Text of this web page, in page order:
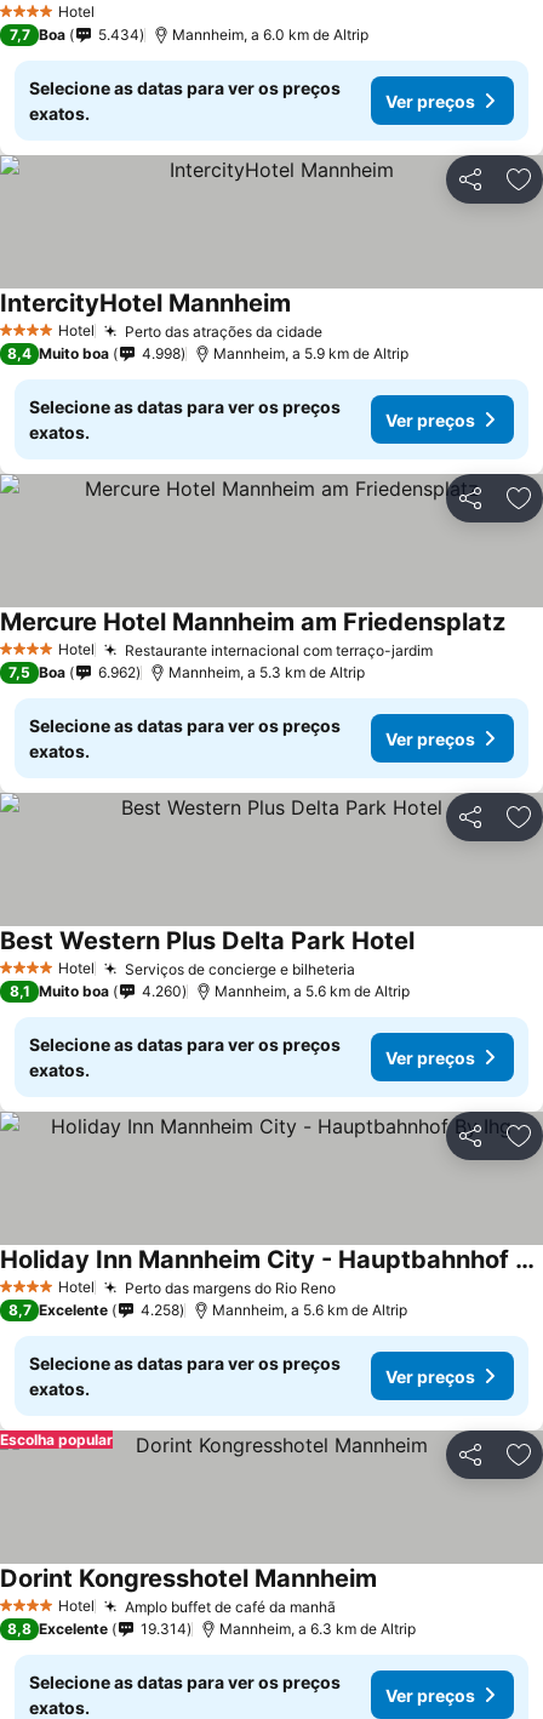
4 EstrelasHotel
7,7 Boa 5.434 Mannheim, a 6.0 km de Altrip
Selecione as datas para ver os preços
exatos.
Ver preços
Partilhar
4 EstrelasHotel Perto das atrações da cidade
IntercityHotel Mannheim
8,4 Muito boa 4.998 Mannheim, a 5.9 km de Altrip
Selecione as datas para ver os preços
exatos.
Ver preços
Partilhar
4 EstrelasHotel Restaurante internacional com terraço-jardim
Mercure Hotel Mannheim am Friedensplatz
7,5 Boa 6.962 Mannheim, a 5.3 km de Altrip
Selecione as datas para ver os preços
exatos.
Ver preços
Partilhar
4 EstrelasHotel Serviços de concierge e bilheteria
Best Western Plus Delta Park Hotel
8,1 Muito boa 4.260 Mannheim, a 5.6 km de Altrip
Selecione as datas para ver os preços
exatos.
Ver preços
Partilhar
4 EstrelasHotel Perto das margens do Rio Reno
Holiday Inn Mannheim City - Hauptbahnhof By Ihg
8,7 Excelente 4.258 Mannheim, a 5.6 km de Altrip
Selecione as datas para ver os preços
exatos.
Ver preços
Partilhar
Escolha popular
4 EstrelasHotel Amplo buffet de café da manhã
Dorint Kongresshotel Mannheim
8,8 Excelente 19.314 Mannheim, a 6.3 km de Altrip
Selecione as datas para ver os preços
exatos.
Ver preços